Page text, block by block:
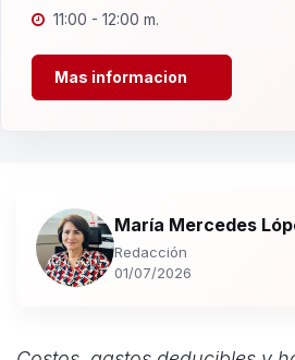
11:00 - 12:00 m.
Mas informacion
María Mercedes
Redacción
01/07/2026